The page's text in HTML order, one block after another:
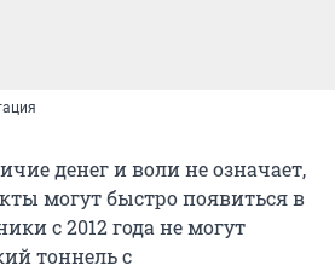
денег и воли не означает,
могут быстро появиться в
с 2012 года не могут
тоннель с